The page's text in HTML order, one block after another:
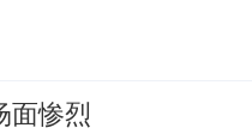
面惨烈